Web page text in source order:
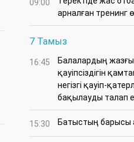
09:00
арналған тренинг
7 Тамыз
16:45
Балалардың жазғы
қауіпсіздігін
негізгі қауіп-
бақылауды талап
15:30 Батыстың барысы